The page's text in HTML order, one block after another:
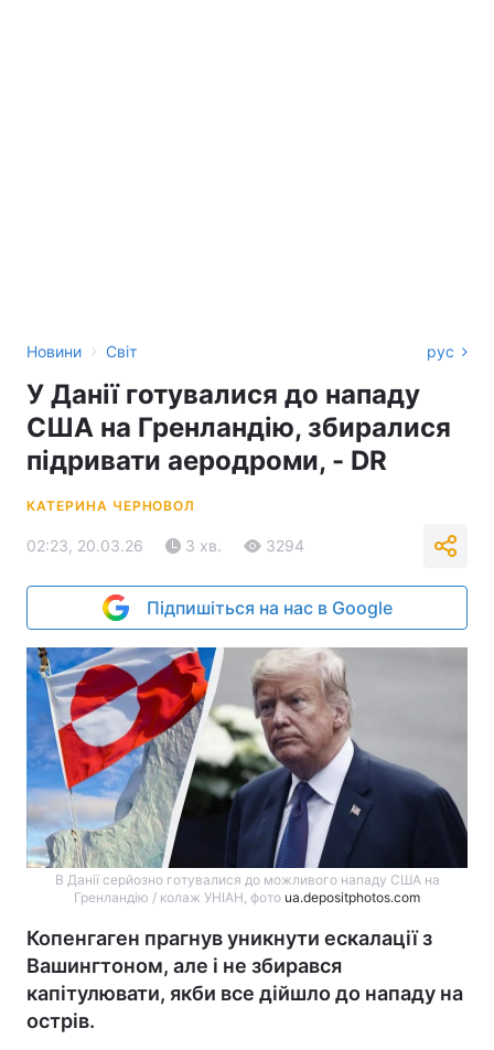
Новини › Світ рус
У Данії готувалися до нападу
США на Гренландію, збиралися
підривати аеродроми, - DR
КАТЕРИНА ЧЕРНОВОЛ
02:23, 20.03.26 3 хв. 3294
Підпишіться на нас в Google
В Данії серйозно готувалися до можливого нападу США на
Гренландію / колаж УНІАН, фото ua.depositphotos.com
Копенгаген прагнув уникнути ескалації з
Вашингтоном, але і не збирався
капітулювати, якби все дійшло до нападу на
острів.